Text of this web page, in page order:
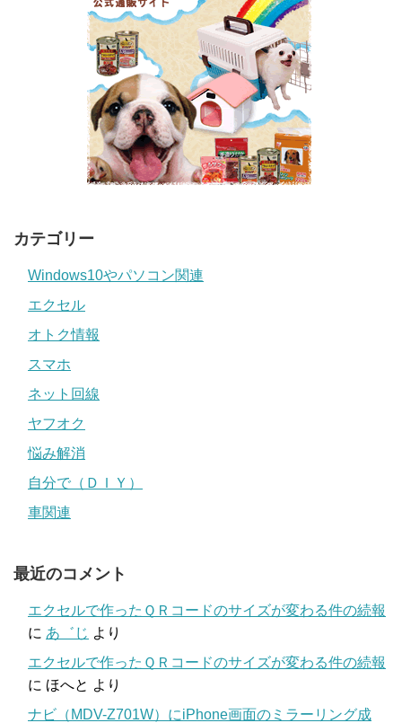
カテゴリー
Windows10やパソコン関連
エクセル
オトク情報
スマホ
ネット回線
ヤフオク
悩み解消
自分で（ＤＩＹ）
車関連
最近のコメント
エクセルで作ったＱＲコードのサイズが変わる件の続報
に あ゛じ より
エクセルで作ったＱＲコードのサイズが変わる件の続報
に ほへと より
ナビ（MDV-Z701W）にiPhone画面のミラーリング成